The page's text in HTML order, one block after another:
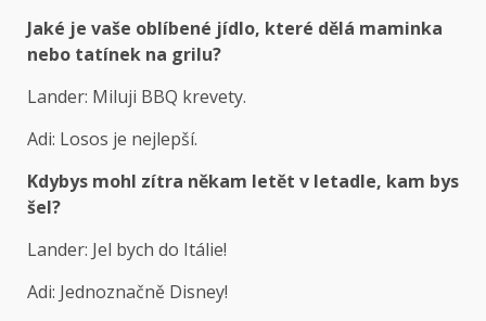
Jaké je vaše oblíbené jídlo, které dělá maminka
nebo tatínek na grilu?
Lander: Miluji BBQ krevety.
Adi: Losos je nejlepší.
Kdybys mohl zítra někam letět v letadle, kam bys
šel?
Lander: Jel bych do Itálie!
Adi: Jednoznačně Disney!